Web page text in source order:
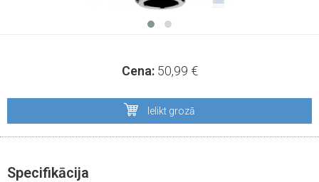
Cena: 50,99 €
Ielikt grozā
Specifikācija